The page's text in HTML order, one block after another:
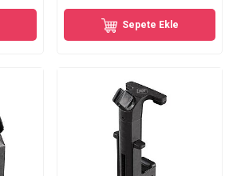
Sepete Ekle